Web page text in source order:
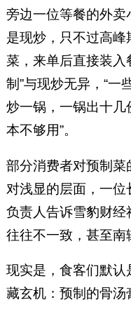
旁边一位等餐的外卖
是现炒，只不过高
菜，来单后直接装入
制”与现炒无异，“一
炒一锅，一锅出十几
本不够用”。
部分消费者对预制
对浅显的层面，一
负责人告诉雪豹财经
往往不一致，甚至南
现实是，食客们默认
藏玄机：预制的骨